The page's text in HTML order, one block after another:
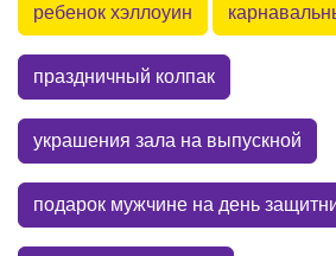
ребенок хэллоуин
праздничный колпак
украшения зала на выпускной
подарок мужчине на день